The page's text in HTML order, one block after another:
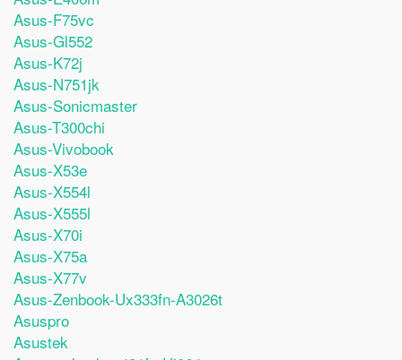
Asus-F75vc
Asus-Gl552
Asus-K72j
Asus-N751jk
Asus-Sonicmaster
Asus-T300chi
Asus-Vivobook
Asus-X53e
Asus-X554l
Asus-X555l
Asus-X70i
Asus-X75a
Asus-X77v
Asus-Zenbook-Ux333fn-A3026t
Asuspro
Asustek